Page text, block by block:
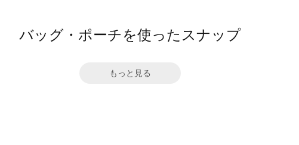
バッグ・ポーチを使ったスナップ
もっと見る